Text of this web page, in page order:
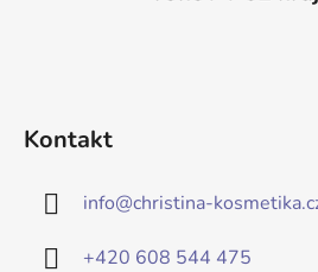
Kontakt
info@christina-
+420 608 544 475